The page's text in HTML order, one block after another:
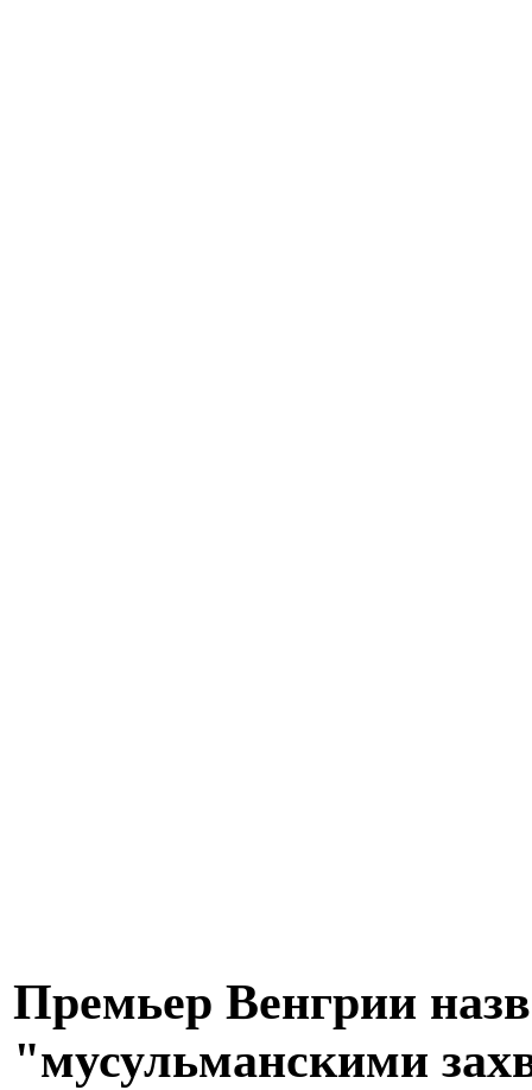
Премьер Венгрии
"мусульманскими